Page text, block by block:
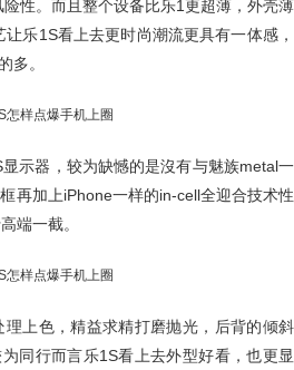
性。而且整个设备比乐1更超薄，外壳薄
乐1S看上去更时尚潮流更具有一体感，
多。
示器，较为缺憾的是沒有与魅族metal一
再加上iPhone一样的in-cell全迎合技术性
端一截。
上色，精益求精打磨抛光，后背的倾斜
同行而言乐1S看上去外型好看，也更显